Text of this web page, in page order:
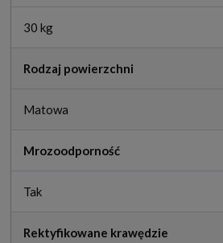
30 kg
Rodzaj powierzchni
Matowa
Mrozoodporność
Tak
Rektyfikowane krawędzie